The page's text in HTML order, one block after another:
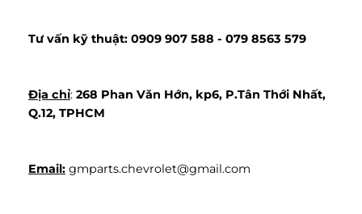
Tư vấn kỹ thuật: 0909 907 588 - 079 8563 579
Địa chỉ: 268 Phan Văn Hớn, kp6, P.Tân Thới Nhất,
Q.12, TPHCM
Email: gmparts.chevrolet@gmail.com